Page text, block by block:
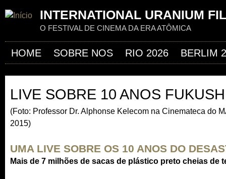
INTERNATIONAL URANIUM
O FESTIVAL DE CINEMA DA ERA ATÔMICA
LIVE SOBRE 10 ANOS
(Foto: Professor Dr. Alphonse Kelecom na Cinemateca do
2015)
UMA LIVE SOBRE OS 10 ANOS DO
Mais de 7 milhões de sacas de plástico preto cheias de
HOME SOBRE NOS RIO 2026 BERLIM